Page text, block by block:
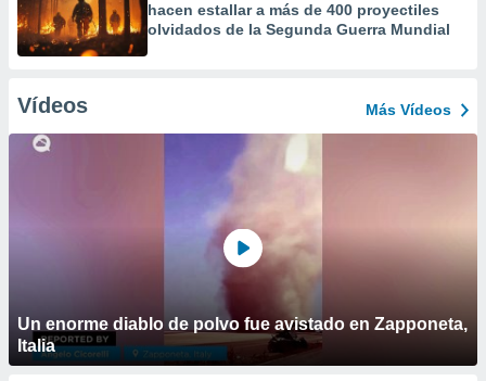
hacen estallar a más de 400 proyectiles
olvidados de la Segunda Guerra Mundial
Vídeos Más Vídeos
Un enorme diablo de polvo fue avistado en Zapponeta,
Italia